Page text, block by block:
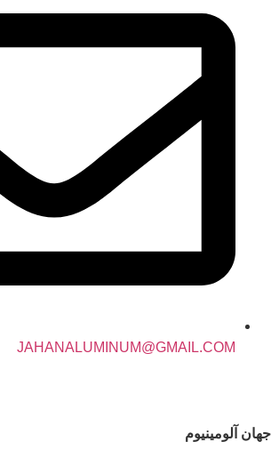
JAHANALUMINUM@GMAIL.COM
جهان آلومینیوم